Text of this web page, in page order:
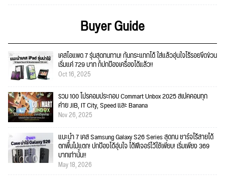
Buyer Guide
เคสไอแพด 7 รุ่นสุดทนทาน! กันกระแทกได้ ใส่แล้วอุ่นใจไร้รอยขีดข่วน
เริ่มแค่ 729 บาท ก็ปกป้องเครื่องได้แล้ว!!
Oct 16, 2025
รวม 100 โปรคอมประกอบ Commart Unbox 2025 สเปคคอมทุก
ค่าย JIB, IT City, Speed และ Banana
Nov 26, 2025
แนะนำ 7 เคส Samsung Galaxy S26 Series สุดทน ชาร์จไร้สายได้
ตกพื้นไม่แตก! ปกป้องได้อุ่นใจ ได้ฟีเจอร์ไว้ใช้เพียบ! เริ่มเพียง 369
บาทเท่านั้น!!
May 18, 2026